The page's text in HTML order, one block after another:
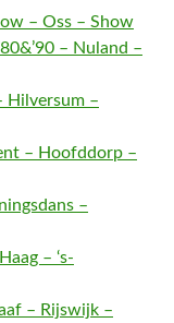
– Oss – Show
– Nuland –
Hilversum –
– Hoofddorp –
–
– ‘s-
– Rijswijk –